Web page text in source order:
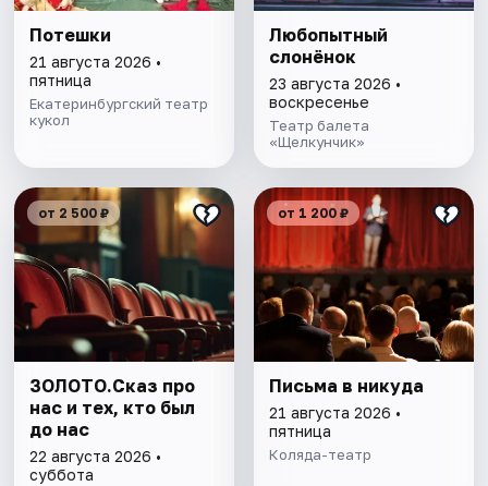
Потешки
21 августа 2026 •
пятница
Екатеринбургский театр
кукол
Любопытный
слонёнок
23 августа 2026 •
воскресенье
Театр балета
«Щелкунчик»
от 2 500 ₽
ЗОЛОТО.Сказ про
нас и тех, кто был
до нас
22 августа 2026 •
суббота
от 1 200 ₽
Письма в никуда
21 августа 2026 •
пятница
Коляда-театр